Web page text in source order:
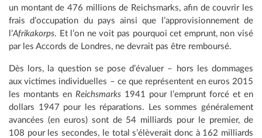
un montant de 476 millions de Reichsmarks, afin de couvrir les
frais d’occupation du pays ainsi que l’approvisionnement de
l’Afrikakorps. Et l’on ne voit pas pourquoi cet emprunt, non visé
par les Accords de Londres, ne devrait pas être remboursé.
Dès lors, la question se pose d’évaluer – hors les dommages
aux victimes individuelles – ce que représentent en euros 2015
les montants en Reichsmarks 1941 pour l’emprunt forcé et en
dollars 1947 pour les réparations. Les sommes généralement
avancées (en euros) sont de 54 milliards pour le premier, de
108 pour les secondes, le total s’élèverait donc à 162 milliards